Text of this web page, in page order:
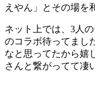
えやん」とその場を
ネット上では、3人
のコラボ待ってまし
なと思ってたから嬉
さんと繋がってて凄